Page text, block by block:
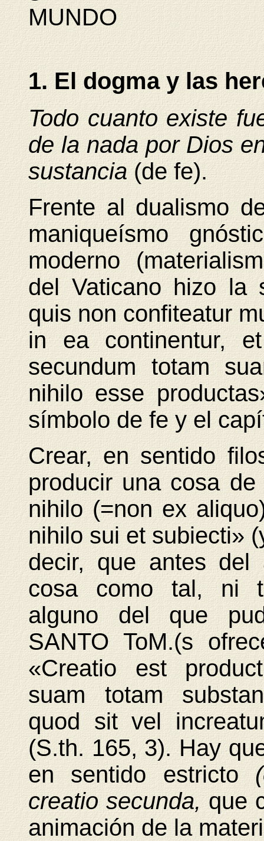
MUNDO
1. El dogma y las
Todo cuanto existe
de la nada por Dios
sustancia(de fe).
Frente al dualismo
maniqueísmo
moderno
del Vaticano hizo la
quis non confiteatur
in ea continentur,
secundum totam
nihilo esse
símbolo de fe y el
Crear, en sentido
producir una cosa
nihilo (=non ex
nihilo sui et subiecti»
decir, que antes
cosa como tal, ni
alguno del que
SANTO ToM.(s
«Creatio est
suam totam
quod sit vel
(S.th. 165, 3). Hay
en sentido estricto
creatio secunda,que
animación de la